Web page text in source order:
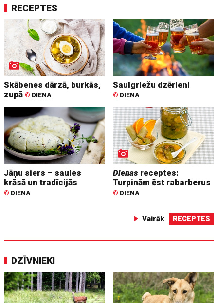
RECEPTES
Skābenes dārzā, burkās,
zupā © DIENA
Saulgriežu dzērieni
© DIENA
Jāņu siers – saules
krāsā un tradīcijās
© DIENA
Dienas receptes:
Turpinām ēst rabarberus
© DIENA
Vairāk RECEPTES
DZĪVNIEKI